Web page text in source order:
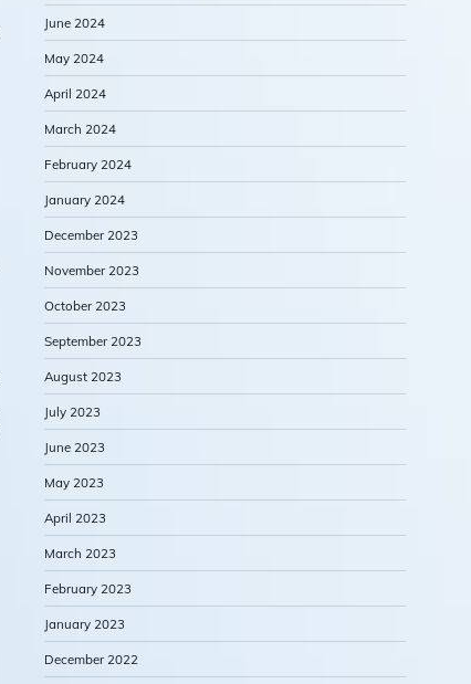
June 2024
May 2024
April 2024
March 2024
February 2024
January 2024
December 2023
November 2023
October 2023
September 2023
August 2023
July 2023
June 2023
May 2023
April 2023
March 2023
February 2023
January 2023
December 2022